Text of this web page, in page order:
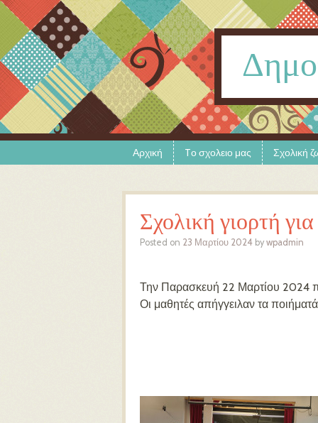
Αρχική Tο σχολειο μας Σχολική
Σχολική γιορτή
Posted on 23 Μαρτίου 2024 by wpadmin
Την Παρασκευή 22 Μαρτίου 2024
Οι μαθητές απήγγειλαν τα